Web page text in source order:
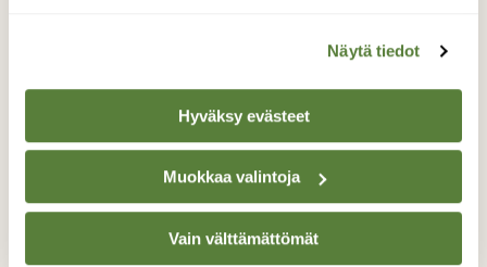
Näytä tiedot
Hyväksy evästeet
Muokkaa valintoja
Vain välttämättömät
aikaan konkreettinen asia. Minä en ollut nähnyt
lasta yhtään enempää kuin hän, mutta lapsi oli
osa minua. Vaikka se oli yhä niin pieni, etten
voinut mitenkään tuntea liikkeitä tai muutakaan,
pystyin vaistoamaan, miten se kasvoi sisälläni.
Seuraava osa on luettavissatäältä.